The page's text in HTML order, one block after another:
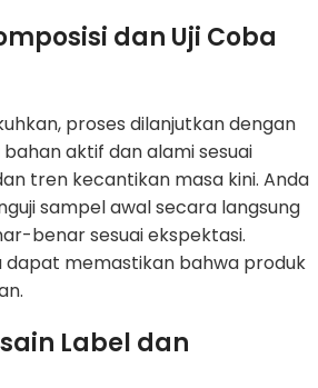
dan Uji Coba
proses dilanjutkan dengan
aktif dan alami sesuai
tren kecantikan masa kini. Anda
sampel awal secara langsung
benar sesuai ekspektasi.
dapat memastikan bahwa produk
Label dan